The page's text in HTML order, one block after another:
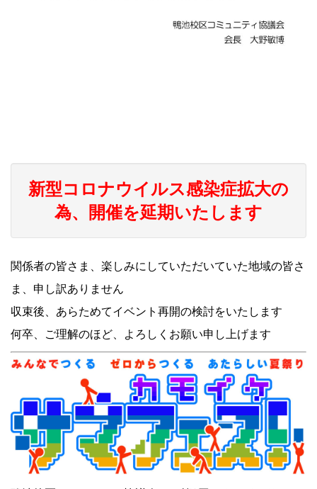
新型コロナウイルス感染症拡大の
為、開催を延期いたします
関係者の皆さま、楽しみにしていただいていた地域の皆さ
ま、申し訳ありません
収束後、あらためてイベント再開の検討をいたします
何卒、ご理解のほど、よろしくお願い申し上げます